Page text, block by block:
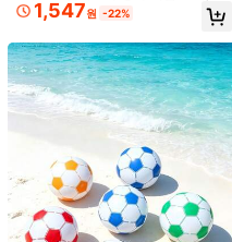
착식 뒷면, 여성의 백리스 드레스에 적
합
1,547원 -22%